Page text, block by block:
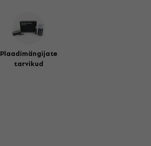
Plaadimängijate
tarvikud